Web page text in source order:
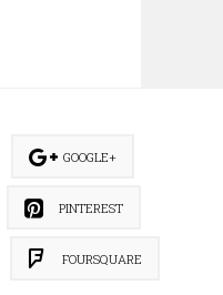
GOOGLE+
PINTEREST
FOURSQUARE